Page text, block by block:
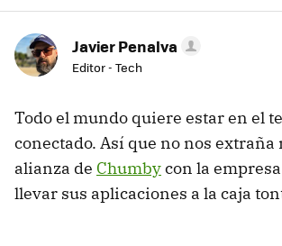
Javier Penalva
Editor - Tech
Todo el mundo quiere estar en el
conectado. Así que no nos extraña
alianza de Chumbycon la
llevar sus aplicaciones a la caja